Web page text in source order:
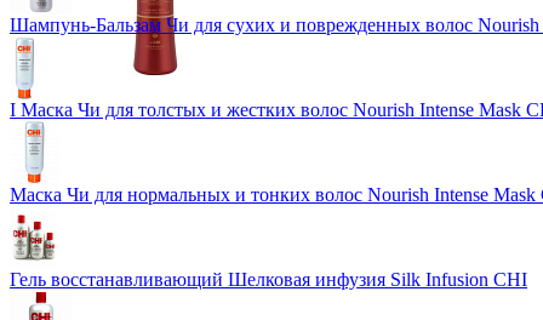
Шампунь-Бальзам Чи для сухих и поврежденных волос Nourish
I Маска Чи для толстых и жестких волос Nourish Intense Mask
Маска Чи для нормальных и тонких волос Nourish Intense Mask
Гель восстанавливающий Шелковая инфузия Silk Infusion CHI